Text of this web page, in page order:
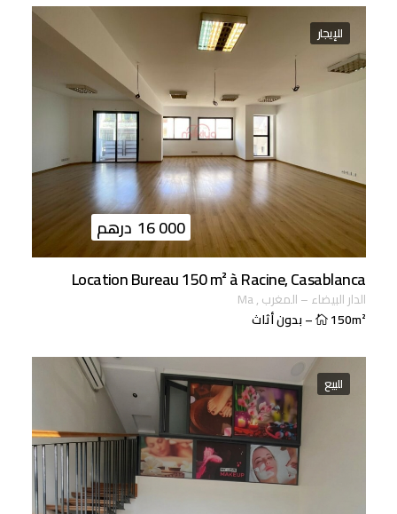
للإيجار
16 000 درهم
Location Bureau 150 m² à Racine, Casablanca
الدار البيضاء– المغرب,
ma
150m²
–بدون أثاث
للبيع